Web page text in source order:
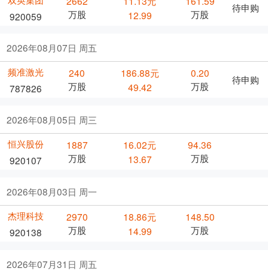
920059
万股
12.99
万股
待申购
2026年08月07日 周五
频准激光
787826
240
万股
186.88元
49.42
0.20
万股
待申购
2026年08月05日 周三
恒兴股份
920107
1887
万股
16.02元
13.67
94.36
万股
2026年08月03日 周一
杰理科技
920138
2970
万股
18.86元
14.99
148.50
万股
2026年07月31日 周五